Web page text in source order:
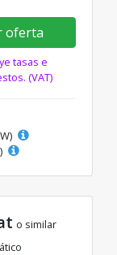
oferta
tasas e
(VAT)
o similar